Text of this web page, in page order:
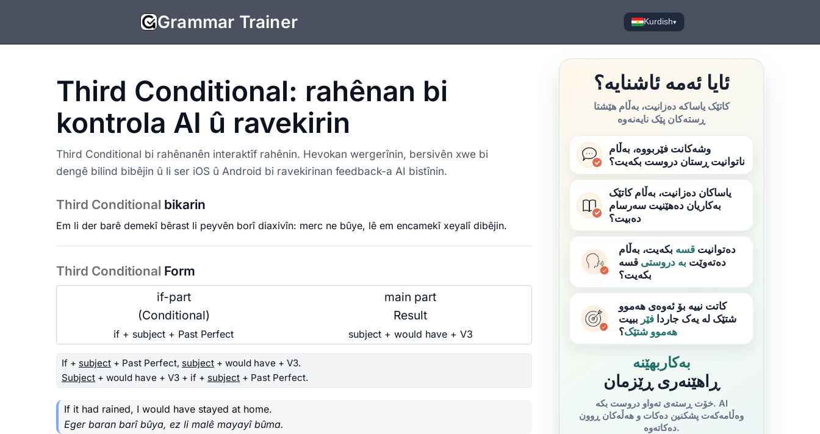
Grammar Trainer Kurdish▾
Third Conditional: rahênan bi
kontrola AI û ravekirin
Third Conditional bi rahênanên interaktîf rahênin. Hevokan wergerînin, bersivên xwe bi
dengê bilind bibêjin û li ser iOS û Android bi ravekirinan feedback-a AI bistînin.
Third Conditional bikarin
Em li der barê demekî bêrast li peyvên borî diaxivîn: merc ne bûye, lê em encamekî xeyalî dibêjin.
Third Conditional Form
if-part
(Conditional)
main part
Result
if + subject + Past Perfect subject + would have + V3
If + subject + Past Perfect, subject + would have + V3.
Subject + would have + V3 + if + subject + Past Perfect.
If it had rained, I would have stayed at home.
Eger baran barî bûya, ez li malê mayayî bûma.
ئایا ئەمە ئاشنایە؟
کاتێک یاساکە دەزانیت، بەڵام هێشتا
ڕستەکان پێک نایەنەوە
وشەکانت فێربووە، بەڵام
ناتوانیت ڕستان دروست بکەیت؟
یاساکان دەزانیت، بەڵام کاتێک
بەکاریان دەهێنیت سەرسام
دەبیت؟
دەتوانیت قسە بکەیت، بەڵام
دەتەوێت بە دروستی قسە
بکەیت؟
کاتت نییە بۆ ئەوەی هەموو
شتێک لە یەک جاردا فێر ببیت
هەموو شتێک؟
بەکاربهێنە
ڕاهێنەری ڕێزمان
خۆت ڕستەی تەواو دروست بکە. AI
وەڵامەکەت پشکنین دەکات و هەڵەکان ڕوون
دەکاتەوە.